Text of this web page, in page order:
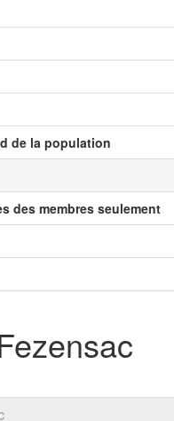
de la population
des membres seulement